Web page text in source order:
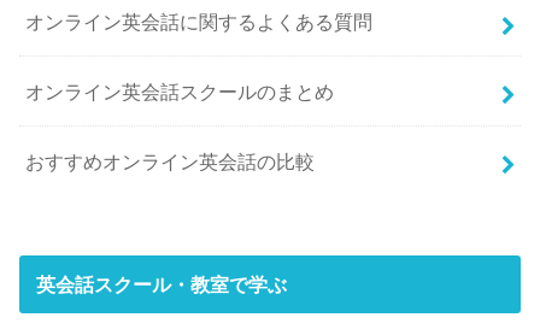
オンライン英会話に関するよくある質問
オンライン英会話スクールのまとめ
おすすめオンライン英会話の比較
英会話スクール・教室で学ぶ